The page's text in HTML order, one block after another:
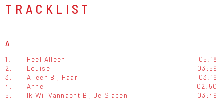
TRACKLIST
A
1. Heel Alleen
05:18
2.
Louise
03:59
3.
Alleen Bij Haar
03:16
4.
Anne
02:50
5.
Ik Wil Vannacht Bij Je Slapen
03:49